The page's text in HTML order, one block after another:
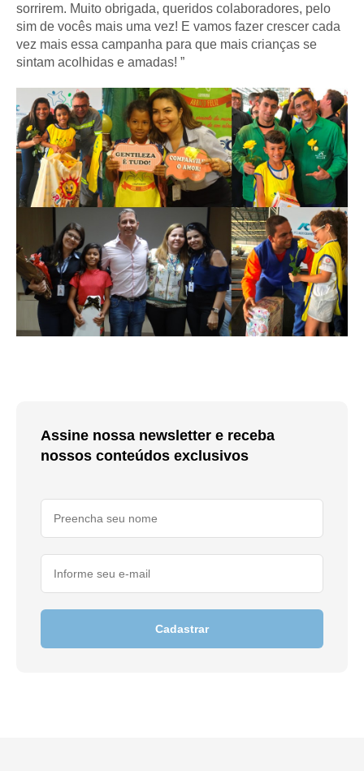
sorrirem. Muito obrigada, queridos colaboradores, pelo
sim de vocês mais uma vez! E vamos fazer crescer cada
vez mais essa campanha para que mais crianças se
sintam acolhidas e amadas! ”
Assine nossa newsletter e receba
nossos conteúdos exclusivos
Cadastrar